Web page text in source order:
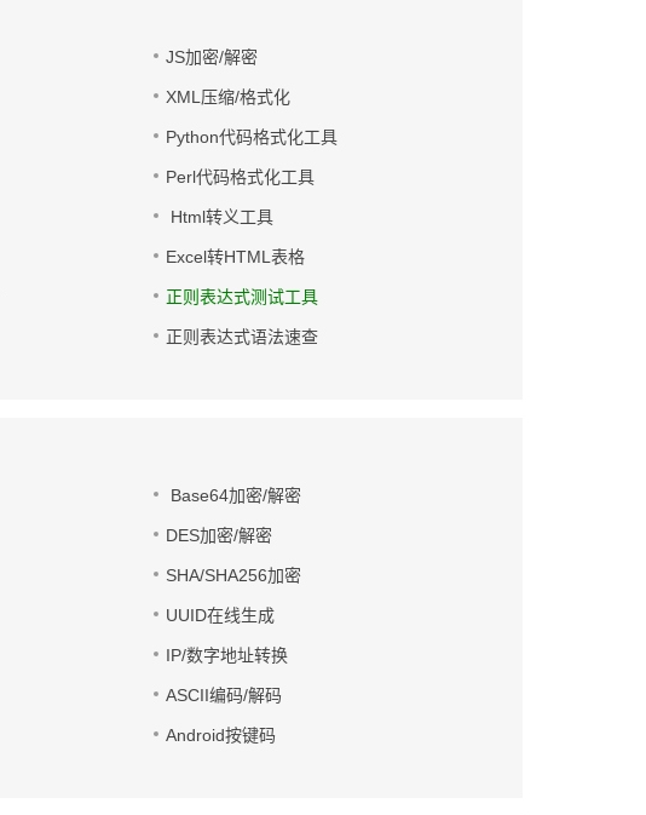
JS加密/解密
XML压缩/格式化
Python代码格式化工具
Perl代码格式化工具
Html转义工具
Excel转HTML表格
正则表达式测试工具
正则表达式语法速查
Base64加密/解密
DES加密/解密
SHA/SHA256加密
UUID在线生成
IP/数字地址转换
ASCII编码/解码
Android按键码